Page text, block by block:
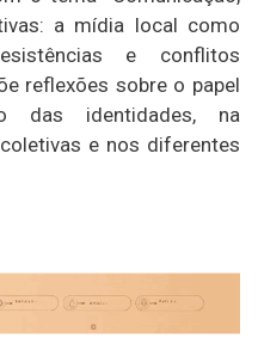
a mídia local como
e conflitos
reflexões sobre o papel
das identidades, na
e nos diferentes